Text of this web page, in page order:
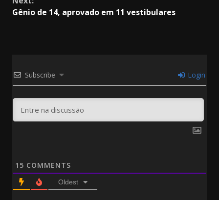
Gênio de 14, aprovado em 11 vestibulares
Subscribe Login
15 COMMENTS
Oldest